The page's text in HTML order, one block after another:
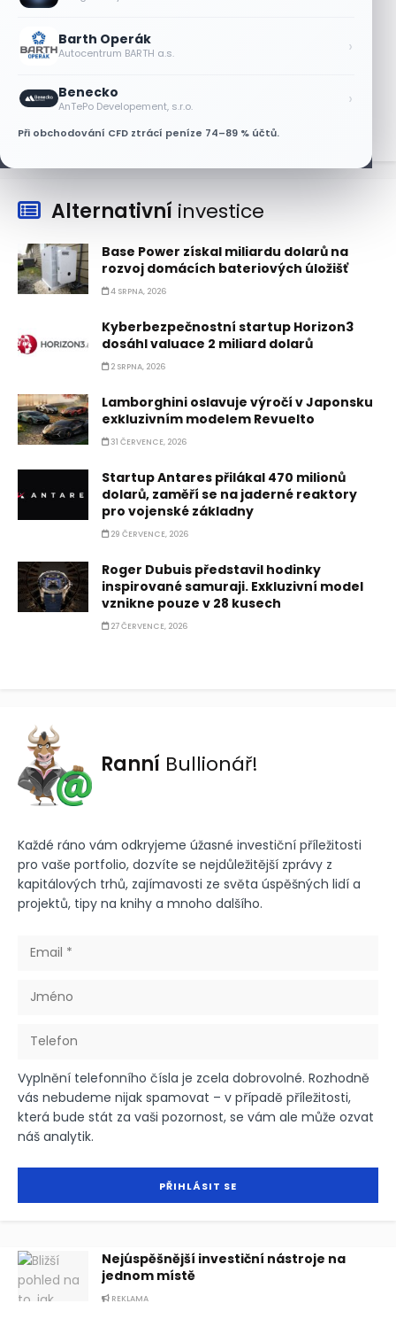
Barth Operák
Autocentrum BARTH a.s. ›
Benecko
AnTePo Developement, s.r.o. ›
Při obchodování CFD ztrácí peníze 74–89 % účtů.
Lisa Su zlehčuje Muskův závazek vůči
6 SRPNA, 2026
Alternativní investice
Base Power získal miliardu dolarů na
rozvoj domácích bateriových úložišť
4 SRPNA, 2026
Kyberbezpečnostní startup Horizon3
dosáhl valuace 2 miliard dolarů
2 SRPNA, 2026
Lamborghini oslavuje výročí v Japonsku
exkluzivním modelem Revuelto
31 ČERVENCE, 2026
Startup Antares přilákal 470 milionů
dolarů, zaměří se na jaderné reaktory
pro vojenské základny
29 ČERVENCE, 2026
Roger Dubuis představil hodinky
inspirované samuraji. Exkluzivní model
vznikne pouze v 28 kusech
27 ČERVENCE, 2026
Ranní Bullionář!
Každé ráno vám odkryjeme úžasné investiční příležitosti
pro vaše portfolio, dozvíte se nejdůležitější zprávy z
kapitálových trhů, zajímavosti ze světa úspěšných lidí a
projektů, tipy na knihy a mnoho dalšího.
Vyplnění telefonního čísla je zcela dobrovolné. Rozhodně
vás nebudeme nijak spamovat – v případě příležitosti,
která bude stát za vaši pozornost, se vám ale může ozvat
náš analytik.
Nejúspěšnější investiční nástroje na
jednom místě
REKLAMA